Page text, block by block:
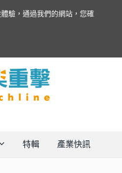
特輯 產業快訊
驗，通過我們的網站，您確